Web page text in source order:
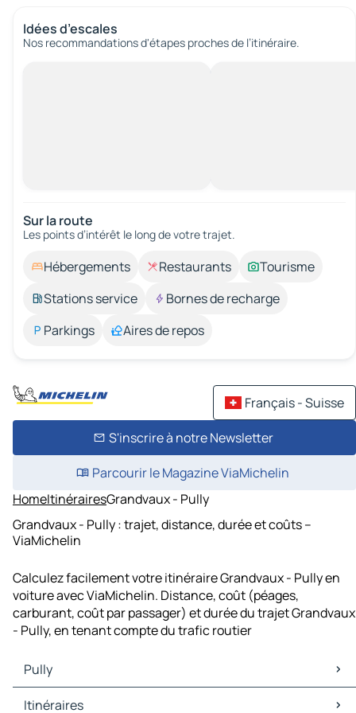
Idées d’escales
Nos recommandations d'étapes proches de l’itinéraire.
Sur la route
Les points d’intérêt le long de votre trajet.
Hébergements Restaurants
Tourisme
Stations service
Bornes de recharge
Parkings
Aires de repos
Français - Suisse
S'inscrire à notre Newsletter
Parcourir le Magazine ViaMichelin
HomeItinérairesGrandvaux - Pully
Grandvaux - Pully : trajet, distance, durée et coûts –
ViaMichelin
Calculez facilement votre itinéraire Grandvaux - Pully en
voiture avec ViaMichelin. Distance, coût (péages,
carburant, coût par passager) et durée du trajet Grandvaux
- Pully, en tenant compte du trafic routier
Pully
Pully Cartes et plans
Itinéraires